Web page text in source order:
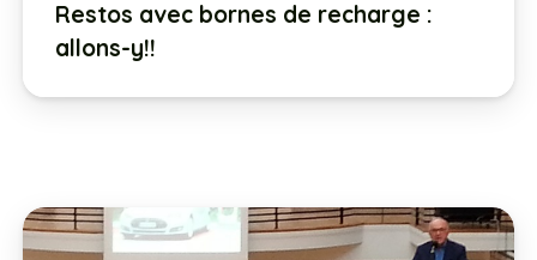
Restos avec bornes de recharge :
allons-y!!